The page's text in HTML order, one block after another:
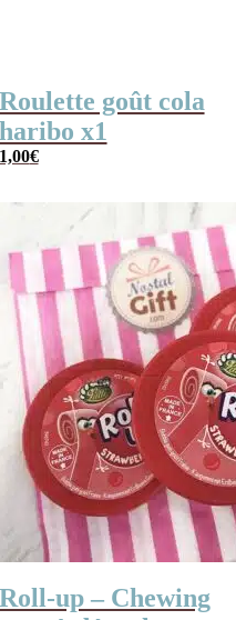
Roulette goût cola
haribo x1
1,00€
Roll-up – Chewing